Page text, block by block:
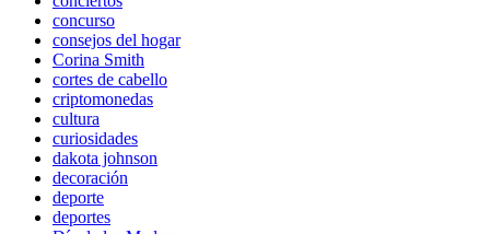
concurso
consejos del hogar
Corina Smith
cortes de cabello
criptomonedas
cultura
curiosidades
dakota johnson
decoración
deporte
deportes